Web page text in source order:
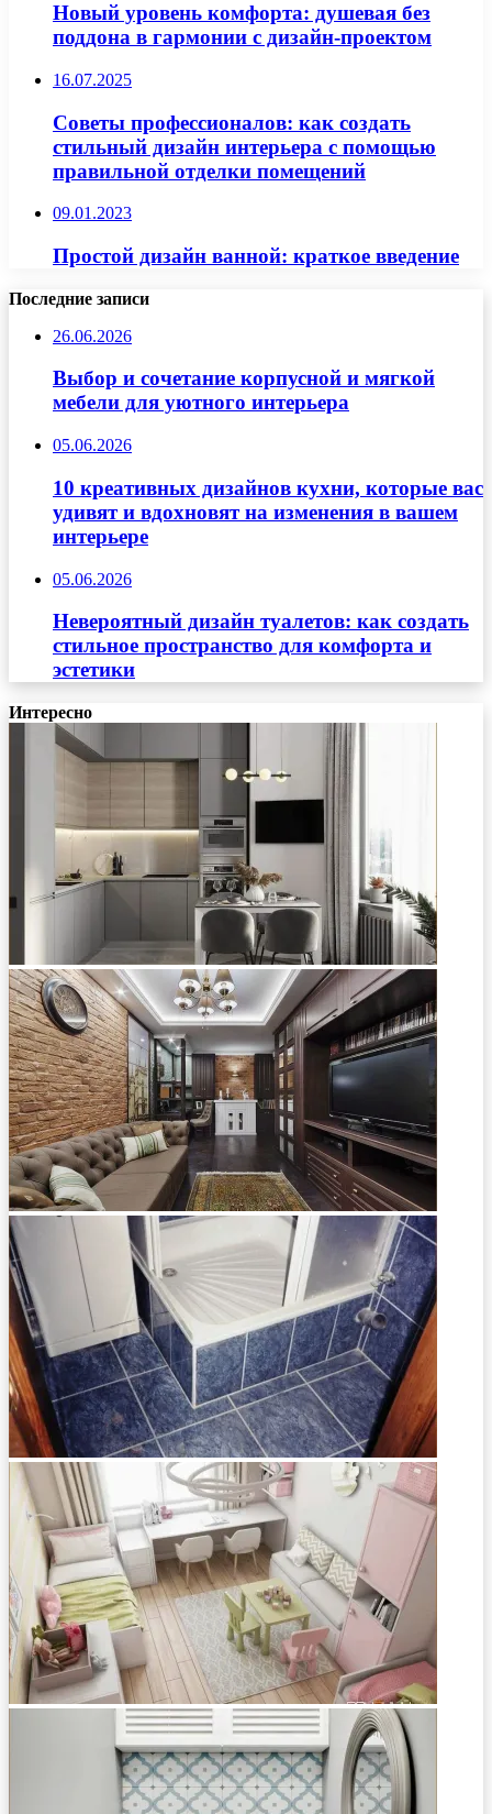
Новый уровень комфорта: душевая без
поддона в гармонии с дизайн-проектом
16.07.2025
Советы профессионалов: как создать
стильный дизайн интерьера с помощью
правильной отделки помещений
09.01.2023
Простой дизайн ванной: краткое введение
Последние записи
26.06.2026
Выбор и сочетание корпусной и мягкой
мебели для уютного интерьера
05.06.2026
10 креативных дизайнов кухни, которые вас
удивят и вдохновят на изменения в вашем
интерьере
05.06.2026
Невероятный дизайн туалетов: как создать
стильное пространство для комфорта и
эстетики
Интересно